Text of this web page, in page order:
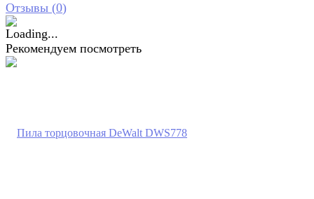
Отзывы (0)
Рекомендуем посмотреть